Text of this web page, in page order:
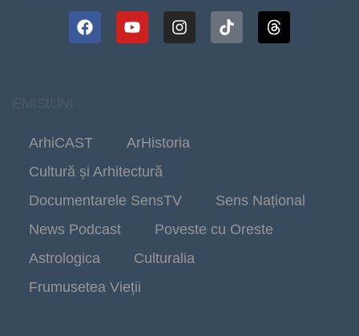
ArhiCAST
ArHistoria
Cultură și Arhitectură
Documentarele SensTV
Sens Național
News Podcast
Poveste cu Oreste
Astrologica
Culturalia
Frumusetea Vieții